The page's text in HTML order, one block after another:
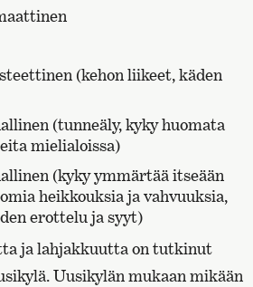
(kehon liikeet, käden
(tunneäly, kyky huomata
mielialoissa)
(kyky ymmärtää itseään
heikkouksia ja vahvuuksia,
erottelu ja syyt)
ja lahjakkuutta on tutkinut
Uusikylän mukaan mikään